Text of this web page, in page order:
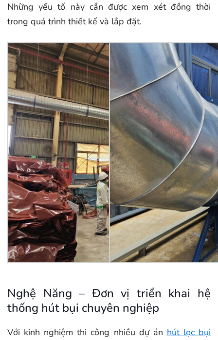
Những yếu tố này cần được xem xét đồng thời
trong quá trình thiết kế và lắp đặt.
Nghệ Năng – Đơn vị triển khai hệ
thống hút bụi chuyên nghiệp
Với kinh nghiệm thi công nhiều dự án hút lọc bụi